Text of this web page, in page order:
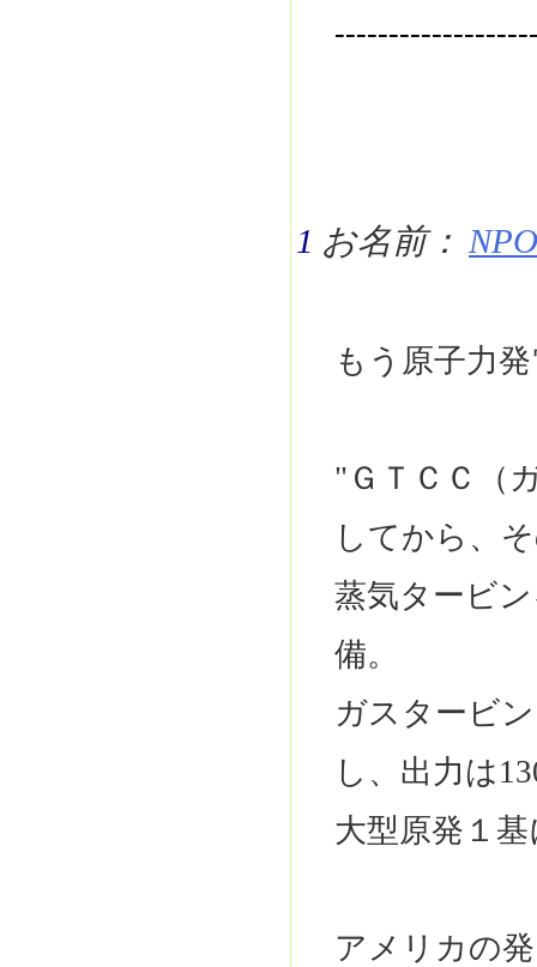
1 お名前：
もう原子力
"ＧＴＣＣ（
してから、
蒸気タービ
備。
ガスタービ
し、出力は
大型原発１
アメリカの